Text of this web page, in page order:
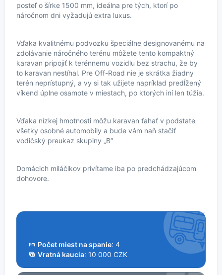
posteľ o šírke 1500 mm, ideálna pre tých, ktorí po
náročnom dni vyžadujú extra luxus.
Vďaka kvalitnému podvozku špeciálne designovanému na
zdolávanie náročného terénu môžete tento kompaktný
karavan pripojiť k terénnemu vozidlu bez strachu, že by
to karavan nestíhal. Pre Off-Road nie je skrátka žiadny
terén neprístupný, a vy si tak užijete napríklad predĺžený
víkend úplne osamote v miestach, po ktorých iní len túžia.
Vďaka nízkej hmotnosti môžu karavan ťahať v podstate
všetky osobné automobily a bude vám naň stačiť
vodičský preukaz skupiny „B“
Domácich miláčikov privítame iba po predchádzajúcom
dohovore.
Počet miest na spanie: 4
Vratná kaucia: 10 000 CZK